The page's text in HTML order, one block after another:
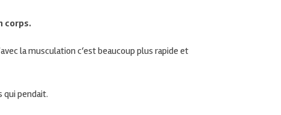
corps.
lamusculation c‘est beaucoup plus rapide et
qui pendait.